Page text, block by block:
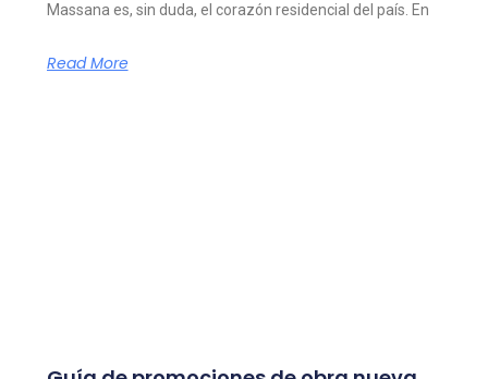
Massana es, sin duda, el corazón residencial del país. En
Read More